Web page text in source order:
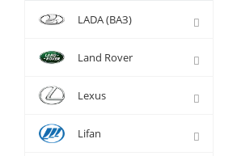
LADA (ВАЗ)
Land Rover
Lexus
Lifan